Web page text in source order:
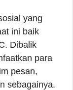
yang
ini baik
Dibalik
para
pesan,
sebagainya.